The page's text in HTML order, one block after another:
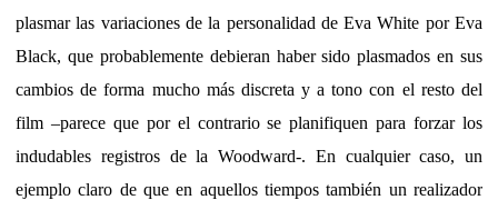
plasmar las variaciones de la personalidad de Eva White por Eva
Black, que probablemente debieran haber sido plasmados en sus
cambios de forma mucho más discreta y a tono con el resto del
film –parece que por el contrario se planifiquen para forzar los
indudables registros de la Woodward-. En cualquier caso, un
ejemplo claro de que en aquellos tiempos también un realizador